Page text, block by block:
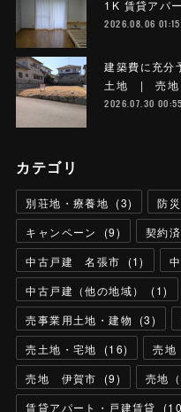
1K 賃貸アパ
2026.08.06 01:15
建築費に充分
土地 | 売地
2026.07.30 00:55
カテゴリ
別荘地・療養地 (3) 防
キャンペーン
(9) 契約
中古戸建 名張市
(1)
中古戸建（他の地域）
(1)
売事業用土地・建物
(3)
売土地・宅地
(16) 売
売地 伊賀市
(9) 売地
賃貸アパート・戸建賃貸
(10